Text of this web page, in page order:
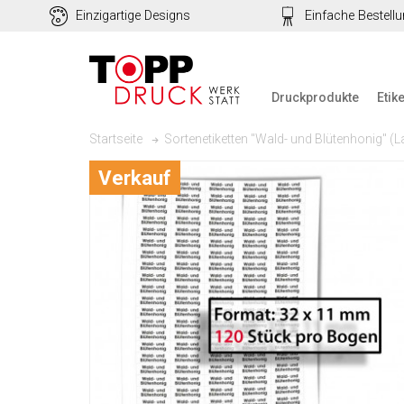
Einzigartige Designs Einfache
Druckprodukte
Startseite Sortenetiketten "Wald- und Blütenhonig"
Verkauf